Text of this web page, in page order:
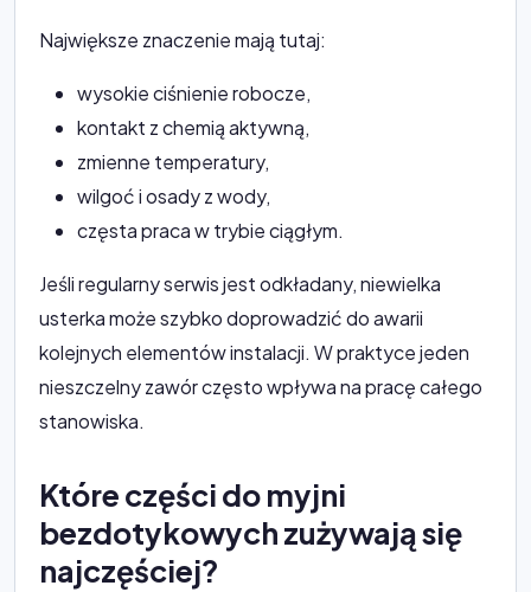
Największe znaczenie mają tutaj:
wysokie ciśnienie robocze,
kontakt z chemią aktywną,
zmienne temperatury,
wilgoć i osady z wody,
częsta praca w trybie ciągłym.
Jeśli regularny serwis jest odkładany, niewielka
usterka może szybko doprowadzić do awarii
kolejnych elementów instalacji. W praktyce jeden
nieszczelny zawór często wpływa na pracę całego
stanowiska.
Które części do myjni
bezdotykowych zużywają się
najczęściej?